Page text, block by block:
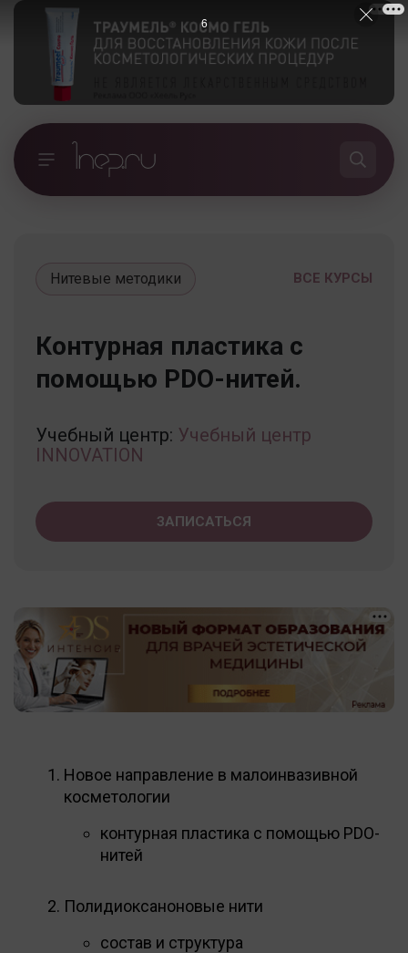
ВСЕ КУРСЫ
Нитевые методики
Контурная пластика с
помощью PDO-нитей.
Учебный центр: Учебный центр
INNOVATION
ЗАПИСАТЬСЯ
Новое направление в малоинвазивной
косметологии
контурная пластика с помощью PDO-
нитей
Полидиоксаноновые нити
состав и структура
5